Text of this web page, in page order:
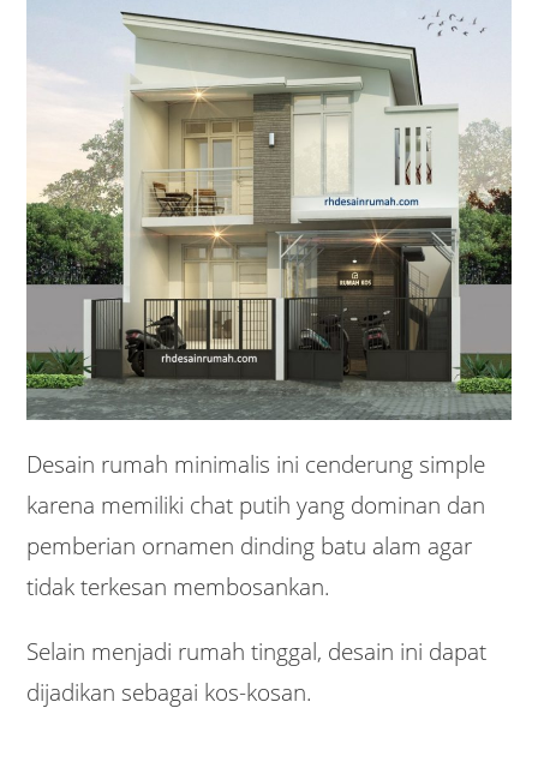
Desain rumah minimalis ini cenderung simple
karena memiliki chat putih yang dominan dan
pemberian ornamen dinding batu alam agar
tidak terkesan membosankan.
Selain menjadi rumah tinggal, desain ini dapat
dijadikan sebagai kos-kosan.